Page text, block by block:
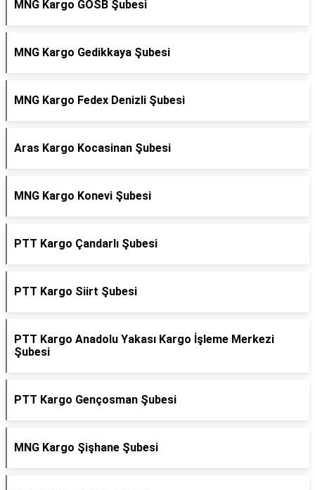
MNG Kargo GOSB Şubesi
MNG Kargo Gedikkaya Şubesi
MNG Kargo Fedex Denizli Şubesi
Aras Kargo Kocasinan Şubesi
MNG Kargo Konevi Şubesi
PTT Kargo Çandarlı Şubesi
PTT Kargo Siirt Şubesi
PTT Kargo Anadolu Yakası Kargo İşleme Merkezi
Şubesi
PTT Kargo Gençosman Şubesi
MNG Kargo Şişhane Şubesi